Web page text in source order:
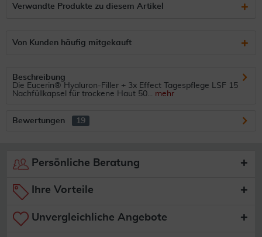
Verwandte Produkte zu diesem Artikel
Von Kunden häufig mitgekauft
Beschreibung
Die Eucerin® Hyaluron-Filler + 3x Effect Tagespflege LSF 15
Nachfüllkapsel für trockene Haut 50... mehr
Bewertungen 19
Persönliche Beratung
Ihre Vorteile
Unvergleichliche Angebote